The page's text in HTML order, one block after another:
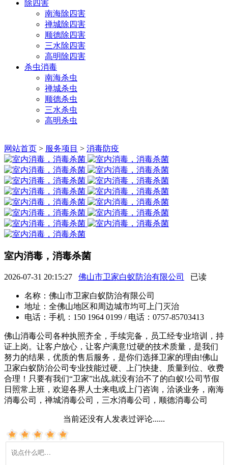
除四害
南海除四害
禅城除四害
顺德除四害
三水除四害
高明除四害
杀虫消毒
南海杀虫
禅城杀虫
顺德杀虫
三水杀虫
高明杀虫
网站首页 > 服务项目 > 消毒防疫
室内消毒，消毒杀菌
2026-07-31 20:15:27 佛山市卫家白蚁防治有限公司 已读
名称： 佛山市卫家白蚁防治有限公司
地址： 全佛山地区和周边城市均可上门灭治
电话： 手机：150 1964 0199 / 电话：0757-85703413
佛山消毒公司各种执照齐全，手续完备，员工经专业培训，持
证上岗。让客户放心，让客户满意!过硬的技术质量，是我们
努力的结果，优质的售后服务，是你们选择卫家的理由!佛山
卫家白蚁防治公司专业技能过硬、上门快捷、质量到位、收费
合理！只要有我们“卫家”出战,就没有治不了的白蚁!公司节假
日照常上班，欢迎各界人士来电或上门咨询，洽谈业务，南海
消毒公司，禅城消毒公司，三水消毒公司，顺德消毒公司
当前还没有人发表过评论......